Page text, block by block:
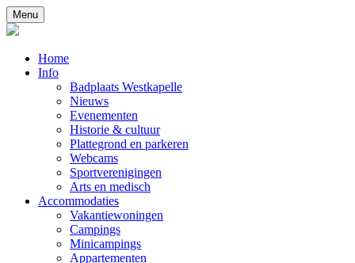
Menu
Home
Info
Badplaats Westkapelle
Nieuws
Evenementen
Historie & cultuur
Plattegrond en parkeren
Webcams
Sportverenigingen
Arts en medisch
Accommodaties
Vakantiewoningen
Campings
Minicampings
Appartementen